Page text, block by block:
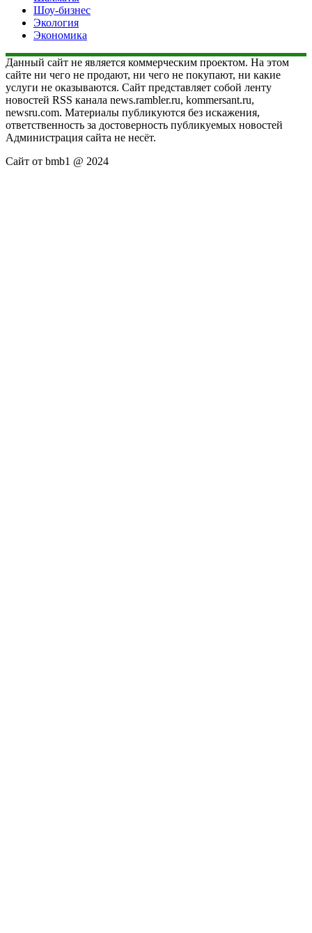
Шоу-бизнес
Экология
Экономика
Данный сайт не является коммерческим проектом. На этом
сайте ни чего не продают, ни чего не покупают, ни какие
услуги не оказываются. Сайт представляет собой ленту
новостей RSS канала news.rambler.ru, kommersant.ru,
newsru.com. Материалы публикуются без искажения,
ответственность за достоверность публикуемых новостей
Администрация сайта не несёт.
Сайт от bmb1 @ 2024